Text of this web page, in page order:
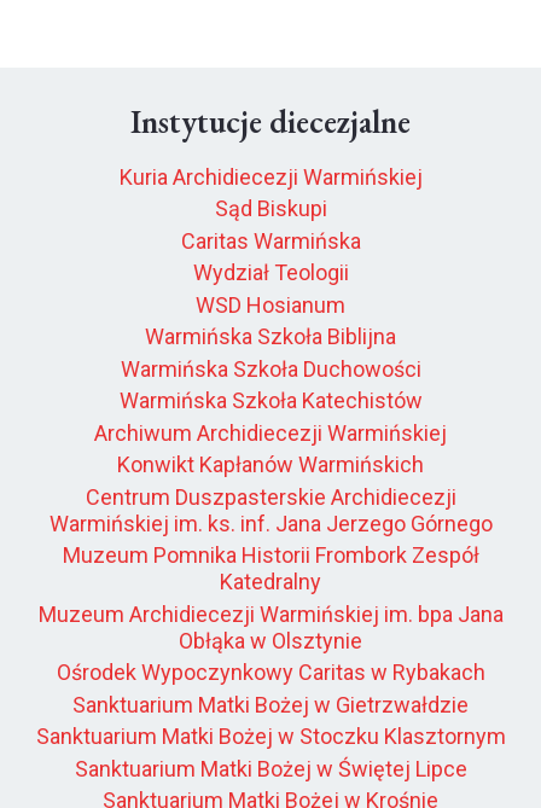
Instytucje diecezjalne
Kuria Archidiecezji Warmińskiej
Sąd Biskupi
Caritas Warmińska
Wydział Teologii
WSD Hosianum
Warmińska Szkoła Biblijna
Warmińska Szkoła Duchowości
Warmińska Szkoła Katechistów
Archiwum Archidiecezji Warmińskiej
Konwikt Kapłanów Warmińskich
Centrum Duszpasterskie Archidiecezji
Warmińskiej im. ks. inf. Jana Jerzego Górnego
Muzeum Pomnika Historii Frombork Zespół
Katedralny
Muzeum Archidiecezji Warmińskiej im. bpa Jana
Obłąka w Olsztynie
Ośrodek Wypoczynkowy Caritas w Rybakach
Sanktuarium Matki Bożej w Gietrzwałdzie
Sanktuarium Matki Bożej w Stoczku Klasztornym
Sanktuarium Matki Bożej w Świętej Lipce
Sanktuarium Matki Bożej w Krośnie